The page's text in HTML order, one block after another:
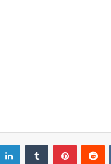
LinkedInTumblr Pinterest